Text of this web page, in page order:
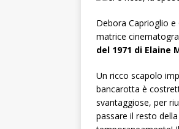
Debora Caprioglio
matrice
del 1971 di Elaine
Un ricco scapolo
bancarotta è
svantaggiose, per
passare il resto